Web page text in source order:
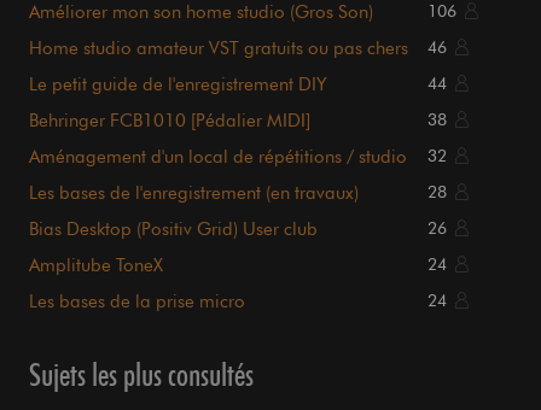
Améliorer mon son home studio (Gros Son) 106
Home studio amateur VST gratuits ou pas chers 46
Le petit guide de l'enregistrement DIY 44
Behringer FCB1010 [Pédalier MIDI] 38
Aménagement d'un local de répétitions / studio 32
Les bases de l'enregistrement (en travaux) 28
Bias Desktop (Positiv Grid) User club 26
Amplitube ToneX 24
Les bases de la prise micro 24
Sujets les plus consultés